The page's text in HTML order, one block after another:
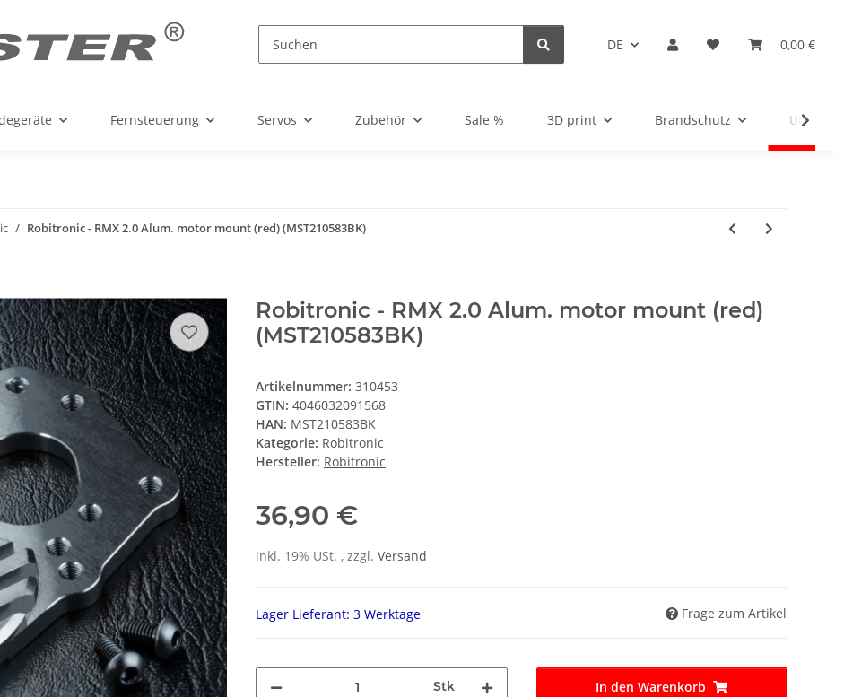
DE 0,00 €
Fernsteuerung Servos Zubehör Sale % 3D print Brandschutz
Robitronic - RMX 2.0 Alum. motor mount (red) (MST210583BK)
Robitronic - RMX 2.0 Alum. motor mount (red)
(MST210583BK)
Artikelnummer: 310453
GTIN: 4046032091568
HAN: MST210583BK
Kategorie: Robitronic
Hersteller: Robitronic
36,90 €
inkl. 19% USt. , zzgl. Versand
Lager Lieferant: 3 Werktage Frage zum Artikel
Stk In den Warenkorb